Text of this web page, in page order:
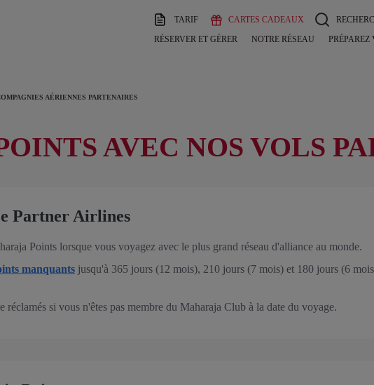
TARIF CARTES CADEAUX
RÉSERVER ET GÉRER NOTRE RÉSEAU
AÉRIENNES PARTENAIRES
AVEC NOS VOLS
Partner Airlines
Points lorsque vous voyagez avec le plus grand réseau d'alliance au monde.
manquants jusqu'à 365 jours (12 mois), 210 jours (7 mois) et 180 jours (6
réclamés si vous n'êtes pas membre du Maharaja Club à la date du voyage.